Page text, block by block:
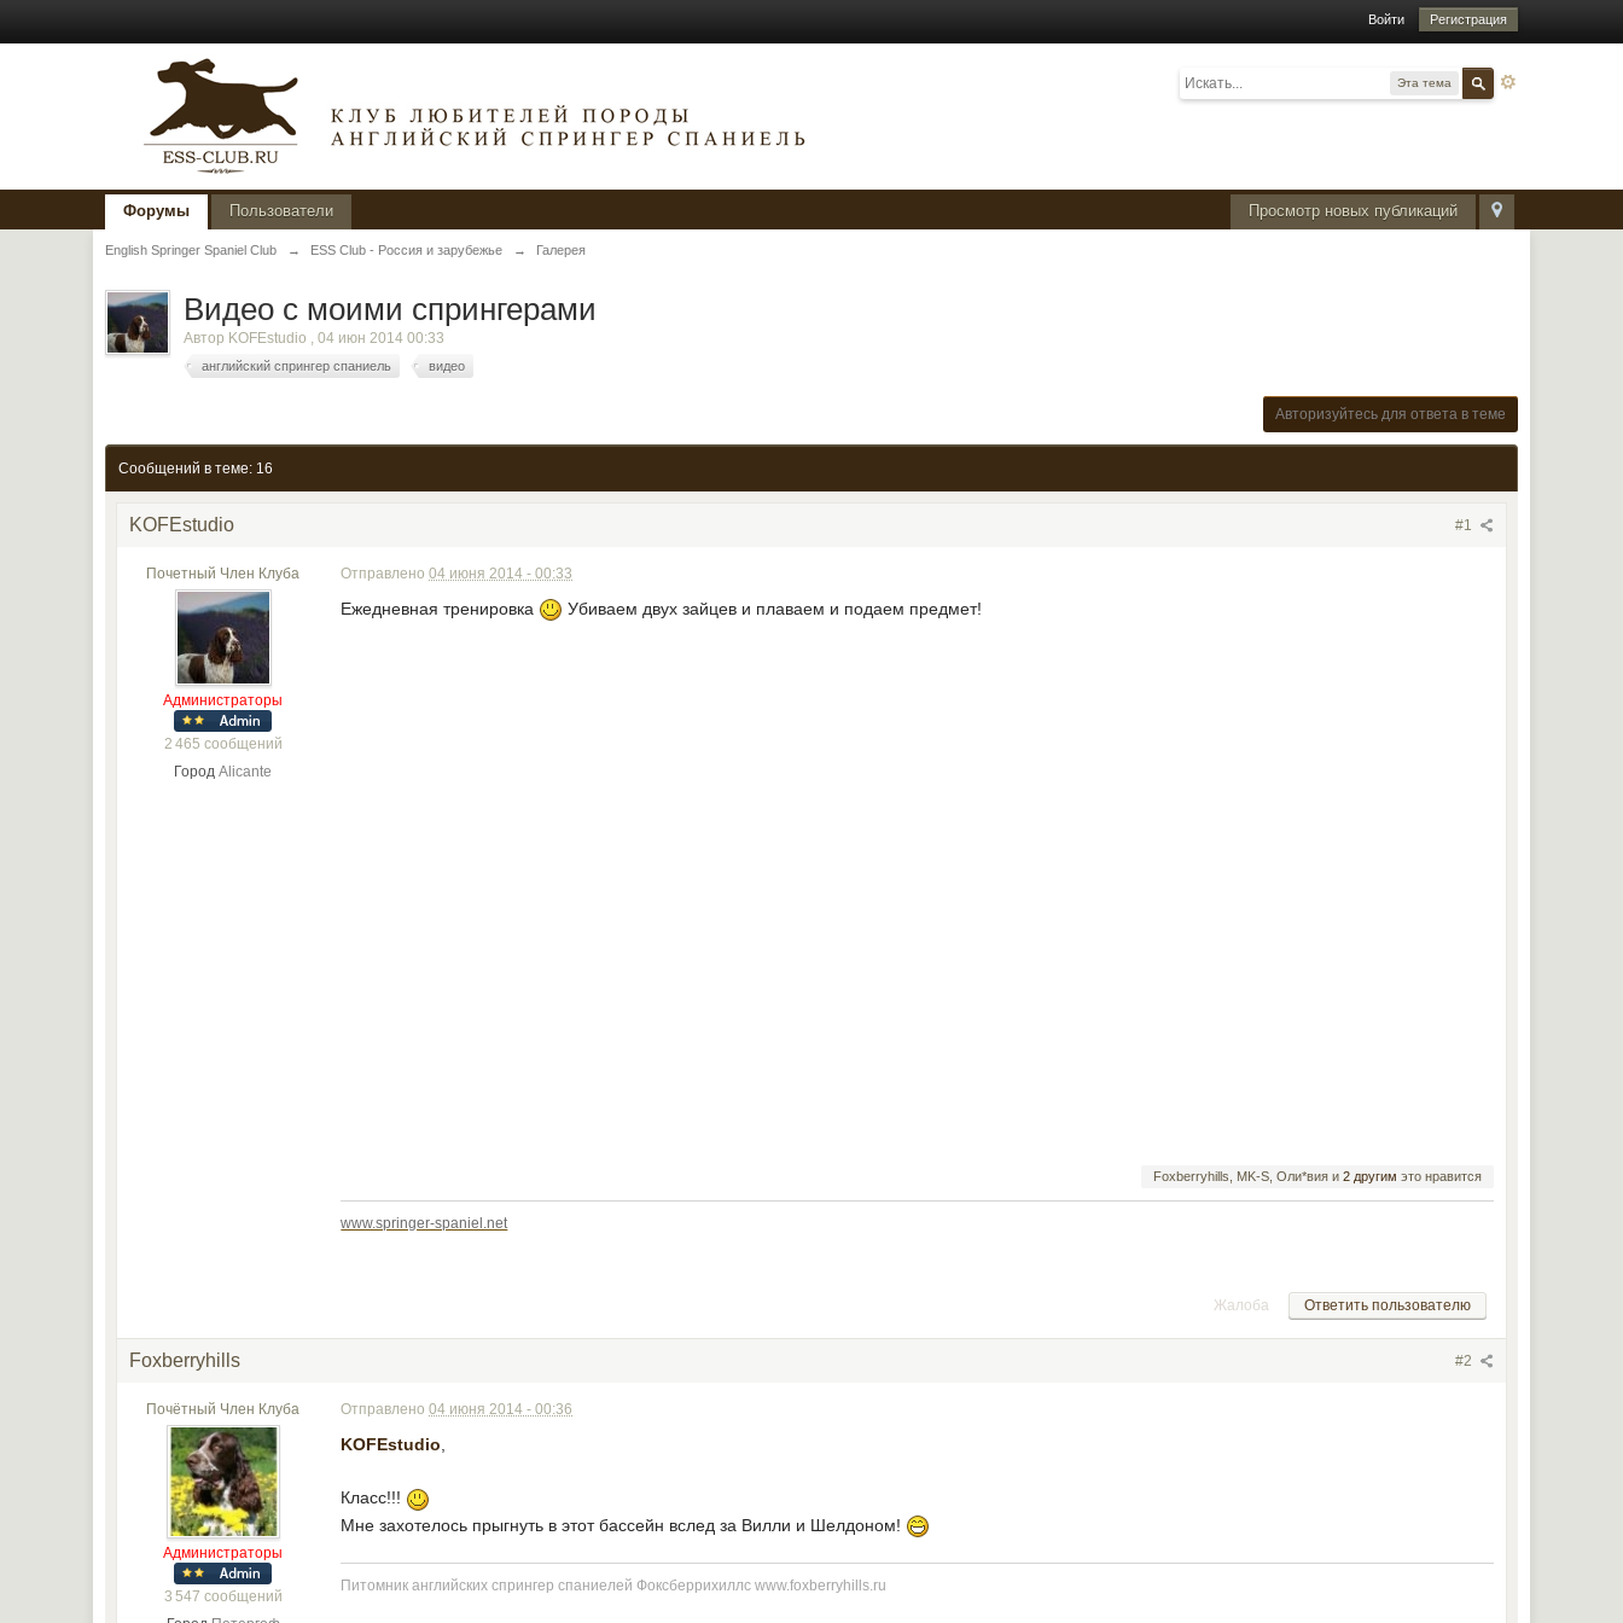
Войти Регистрация
Эта тема
Просмотр новых публикаций
Форумы Пользователи
English Springer Spaniel Club → ESS Club - Россия и зарубежье → Галерея
Видео с моими спрингерами
Автор KOFEstudio ,04 июн 2014 00:33
английский спрингер спаниель видео
Авторизуйтесь для ответа в теме
Сообщений в теме: 16
#1
KOFEstudio
Почетный Член Клуба
Администраторы
2 465 сообщений
Город Alicante
Отправлено04 июня 2014 - 00:33
Ежедневная тренировка Убиваем двух зайцев и плаваем и подаем предмет!
Foxberryhills, MK-S, Оли*вия и 2 другим это нравится
www.springer-spaniel.net
Ответить пользователю
Жалоба
#2
Foxberryhills
Почётный Член Клуба
Администраторы
3 547 сообщений
Отправлено04 июня 2014 - 00:36
KOFEstudio,
Класс!!!
Мне захотелось прыгнуть в этот бассейн вслед за Вилли и Шелдоном!
Питомник английских спрингер спаниелей Фоксберрихиллс www.foxberryhills.ru